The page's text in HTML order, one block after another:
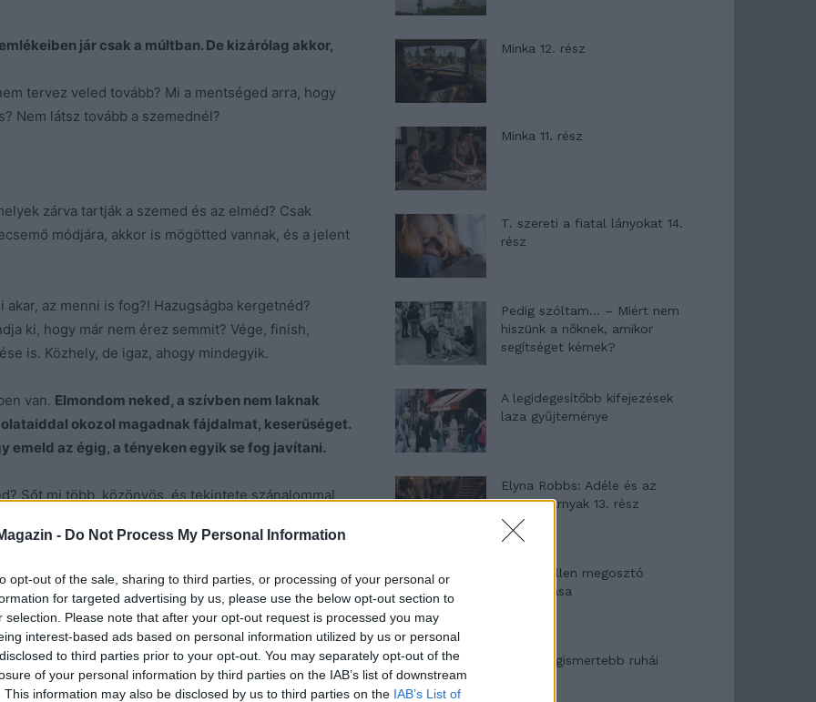
- Do Not Process My Personal Information
opt-out of the sale, sharing to third parties, or processing of your personal or
for targeted advertising by us, please use the below opt-out section to
selection. Please note that after your opt-out request is processed you may
interest-based ads based on personal information utilized by us or personal
to third parties prior to your opt-out. You may separately opt-out of the
of your personal information by third parties on the IAB’s list of downstream
This information may also be disclosed by us to third parties on the IAB’s List of
jár csak a múltban. De kizárólag akkor,
tervez veled tovább? Mi a mentséged arra, hogy
Nem látsz tovább a szemednél?
zárva tartják a szemed és az elméd? Csak
módjára, akkor is mögötted vannak, és a jelent
az menni is fog?! Hazugságba kergetnéd?
ki, hogy már nem érez semmit? Vége, finish,
is. Közhely, de igaz, ahogy mindegyik.
van. Elmondom neked, a szívben nem laknak
okozol magadnak fájdalmat, keserűséget.
emeld az égig, a tényeken egyik se fog javítani.
Sőt mi több, közönyös, és tekintete szánalommal
benne, mert olyan hatalmat adtál neki magad
Ami eddig nem volt vonzó számára, ezután se
a figyelmed, a külsőd, a szex, akkor mi a fenében
annyit vesz ki a másikból, mondjuk szebben, egy
marad benne, amíg önmagát különlegesnek érzi.
nyúlhatsz utána bárhogyan, el fog menni.
Minka 12. rész
Minka 11. rész
T. szereti a fiatal lányokat 14.
rész
Pedig szóltam… – Miért nem
hiszünk a nőknek, amikor
segítséget kérnek?
A legidegesítőbb kifejezések
laza gyűjteménye
Elyna Robbs: Adéle és az
örökölt árnyak 13. rész
Woody Allen megosztó
zsenialitása
A világ legismertebb ruhái